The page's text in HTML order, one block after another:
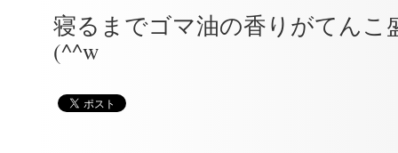
寝るまでゴマ油の香りがてんこ
(^^w